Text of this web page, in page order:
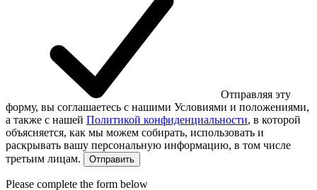
Отправляя эту
форму, вы соглашаетесь с нашими Условиями и положениями,
а также с нашей Политикой конфиденциальности, в которой
объясняется, как мы можем собирать, использовать и
раскрывать вашу персональную информацию, в том числе
третьим лицам.
Отправить
Please complete the form below